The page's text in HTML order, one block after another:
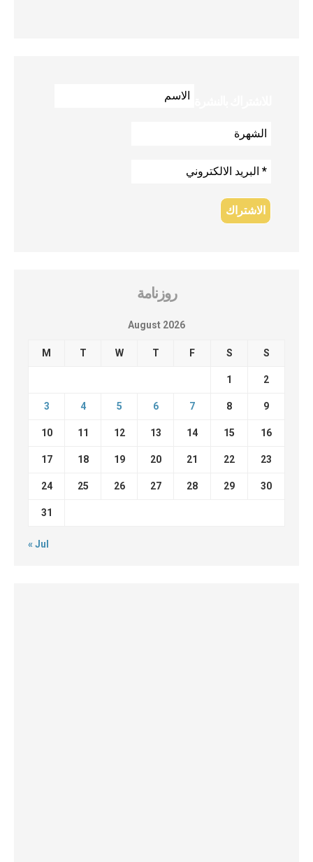
روزنامة
August 2026
M T W T F S S
1 2
3 4 5 6 7 8 9
10 11 12 13 14 15 16
17 18 19 20 21 22 23
24 25 26 27 28 29 30
31
« Jul